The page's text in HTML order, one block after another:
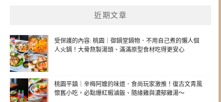
近期文章
受保護的內容: 桃園｜御鍋堂鍋物．不用自己煮的懶人個
人火鍋！大骨熬製湯頭、滿滿原型食材吃得更安心
桃園平鎮｜辛梅阿嬤的味道．食尚玩家激推！復古文青風
懷舊小吃，必點爆紅蝦滷飯、隨緣雞與濃郁雞湯～